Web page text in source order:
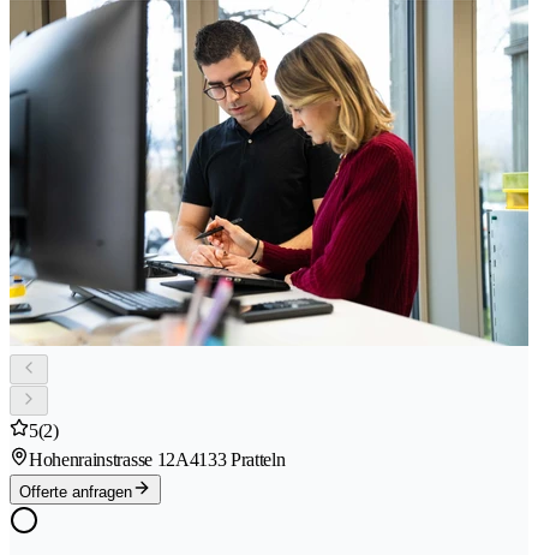
5(2)
Hohenrainstrasse 12A4133 Pratteln
Offerte anfragen